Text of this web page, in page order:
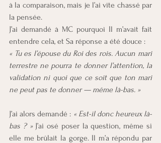
à la comparaison, mais je l’ai vite chassé par
la pensée.
J’ai demandé à MC pourquoi Il m’avait fait
entendre cela, et Sa réponse a été douce :
« Tu es l’épouse du Roi des rois. Aucun mari
terrestre ne pourra te donner l’attention, la
validation ni quoi que ce soit que ton mari
ne peut pas te donner — même là-bas. »
J’ai alors demandé : « Est-il donc heureux là-
bas ? » J’ai osé poser la question, même si
elle me brûlait la gorge. Il m’a répondu par